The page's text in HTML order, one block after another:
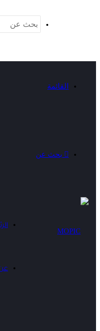
القائمة
بحث عن